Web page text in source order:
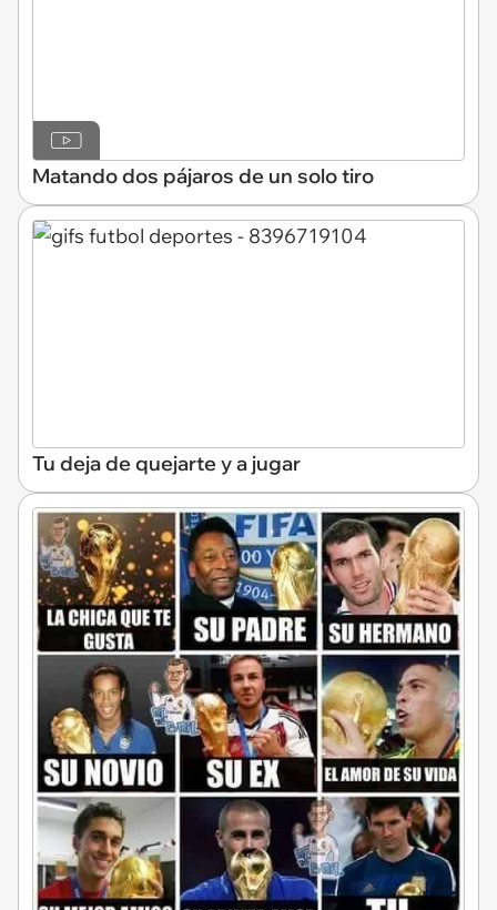
Matando dos pájaros de un solo tiro
Tu deja de quejarte y a jugar